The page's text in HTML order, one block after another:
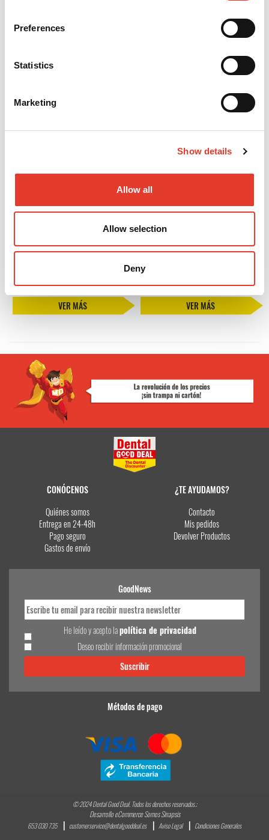
Preferences
Statistics
Marketing
Show details
Allow all
Allow selection
Deny
Fresas para quitar composite/para descementado Renew 118L
DuraLay Temporary Crown & Brigde
VER MÁS
Fresas para quitar composite/para descementado Renew 218
VER MÁS
CONÓCENOS
Quiénes somos
Entrega en 24-48h
Pago seguro
Gastos de envío
¿TE AYUDAMOS?
Contacto
Mis pedidos
Devolver Productos
GoodNews
He leído y acepto lapolítica de privacidad
Deseo recibir información promocional
Métodos de pago
© 2024 Dental Good Deal. Todos los derechos reservados.;
Desarrollo eCommerce Somos Sinapsis
653 030 735 customerservice@dentalgooddeal.es Aviso Legal Condiciones Generales